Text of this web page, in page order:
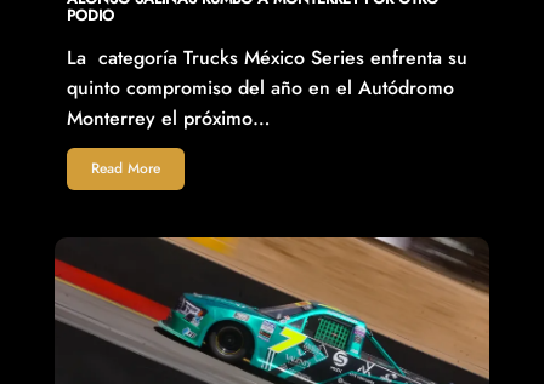
PODIO
La categoría Trucks México Series enfrenta su
quinto compromiso del año en el Autódromo
Monterrey el próximo…
Read More